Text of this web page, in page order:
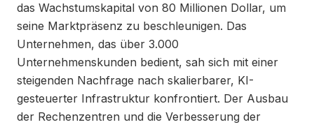
das Wachstumskapital von 80 Millionen Dollar, um
seine Marktpräsenz zu beschleunigen. Das
Unternehmen, das über 3.000
Unternehmenskunden bedient, sah sich mit einer
steigenden Nachfrage nach skalierbarer, KI-
gesteuerter Infrastruktur konfrontiert. Der Ausbau
der Rechenzentren und die Verbesserung der